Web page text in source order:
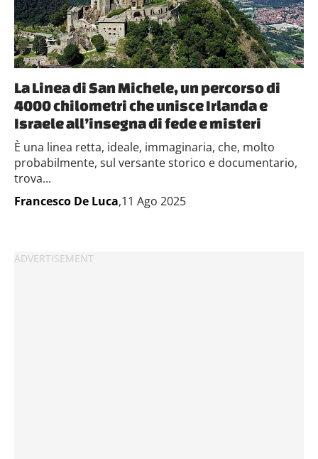
La Linea di San Michele, un percorso di
4000 chilometri che unisce Irlanda e
Israele all’insegna di fede e misteri
È una linea retta, ideale, immaginaria, che, molto
probabilmente, sul versante storico e documentario,
trova...
Francesco De Luca,11 Ago 2025